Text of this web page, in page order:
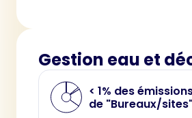
Gestion eau et
< 1% des
de "Bureaux/